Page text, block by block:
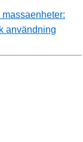
användning